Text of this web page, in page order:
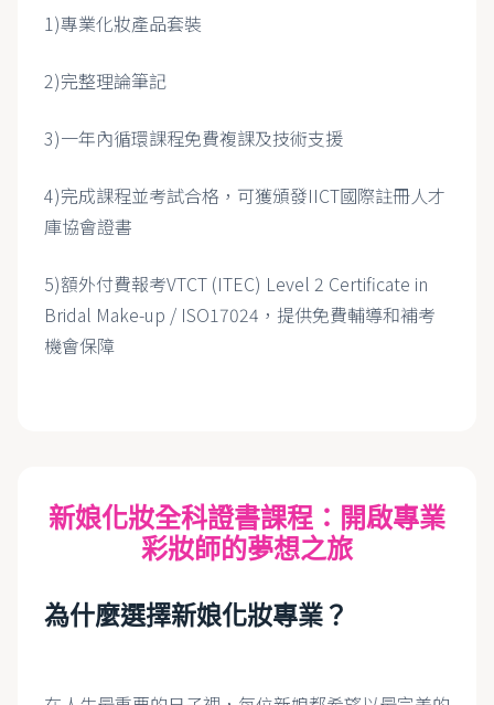
1)專業化妝產品套裝
2)完整理論筆記
3)一年內循環課程免費複課及技術支援
4)完成課程並考試合格，可獲頒發IICT國際註冊人才
庫協會證書
5)額外付費報考VTCT (ITEC) Level 2 Certificate in
Bridal Make-up / ISO17024，提供免費輔導和補考
機會保障
新娘化妝全科證書課程：開啟專業
彩妝師的夢想之旅
為什麼選擇新娘化妝專業？